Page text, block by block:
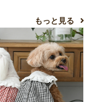
もっと見る